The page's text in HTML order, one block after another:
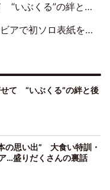
絆と後輩・龍頭綺音の決意
したきっかけなどを語った必読のインタビューを掲載
て “いぶくる”の絆と後
の思い出” 大食い特訓・
…盛りだくさんの裏話